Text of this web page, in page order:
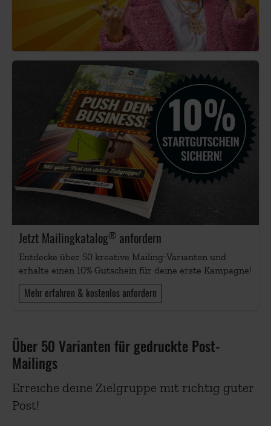
Jetzt Mailingkatalog®anfordern
Entdecke über 50 kreative Mailing-Varianten und
erhalte einen 10% Gutschein für deine erste Kampagne!
Mehr erfahren & kostenlos anfordern
Über 50 Varianten für gedruckte Post-
Mailings
Erreiche deine Zielgruppe mit richtig guter
Post!